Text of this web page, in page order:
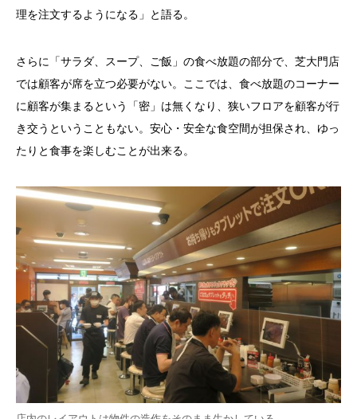
理を注文するようになる」と語る。
さらに「サラダ、スープ、ご飯」の食べ放題の部分で、芝大門店
では顧客が席を立つ必要がない。ここでは、食べ放題のコーナー
に顧客が集まるという「密」は無くなり、狭いフロアを顧客が行
き交うということもない。安心・安全な食空間が担保され、ゆっ
たりと食事を楽しむことが出来る。